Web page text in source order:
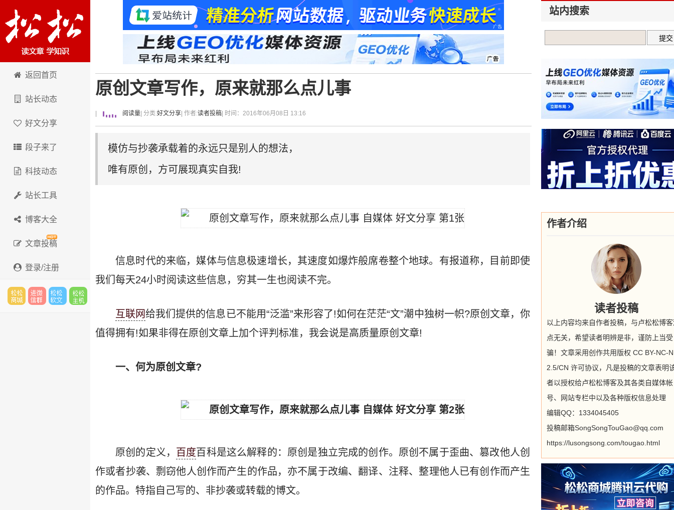
卢松松博客
返回首页
站长动态
好文分享
段子来了
科技动态
站长工具
博客大全
文章投稿
登录/注册
原创文章写作，原来就那么点儿事
阅读量 | 分类:好文分享 | 作者:读者投稿 | 时间：2016年06月08日 13:16
模仿与抄袭承载着的永远只是别人的想法，
唯有原创，方可展现真实自我!
信息时代的来临，媒体与信息极速增长，其速度如爆炸般席卷整个地球。有报道称，目前即使
我们每天24小时阅读这些信息，穷其一生也阅读不完。
互联网给我们提供的信息已不能用“泛滥”来形容了!如何在茫茫“文”潮中独树一帜?原创文章，你
值得拥有!如果非得在原创文章上加个评判标准，我会说是高质量原创文章!
一、何为原创文章?
原创的定义， 百度百科是这么解释的：原创是独立完成的创作。原创不属于歪曲、篡改他人创
作或者抄袭、剽窃他人创作而产生的作品，亦不属于改编、翻译、注释、整理他人已有创作而产生
的作品。特指自己写的、非抄袭或转载的博文。
站内搜索
作者介绍
读者投稿
以上内容均来自作者投稿，与卢松松博
点无关，希望读者明辨是非，谨防上当受
骗！文章采用创作共用版权 CC BY-NC-
2.5/CN 许可协议，凡是投稿的文章表明
者以授权给卢松松博客及其各类自媒体帐
号、网站专栏中以及各种版权信息处理
编辑QQ：1334045405
投稿邮箱SongSongTouGao@qq.com
https://lusongsong.com/tougao.html